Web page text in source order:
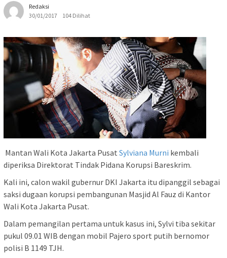
Redaksi
30/01/2017
104 Dilihat
Mantan Wali Kota Jakarta Pusat Sylviana Murni kembali
diperiksa Direktorat Tindak Pidana Korupsi Bareskrim.
Kali ini, calon wakil gubernur DKI Jakarta itu dipanggil sebagai
saksi dugaan korupsi pembangunan Masjid Al Fauz di Kantor
Wali Kota Jakarta Pusat.
Dalam pemangilan pertama untuk kasus ini, Sylvi tiba sekitar
pukul 09.01 WIB dengan mobil Pajero sport putih bernomor
polisi B 1149 TJH.